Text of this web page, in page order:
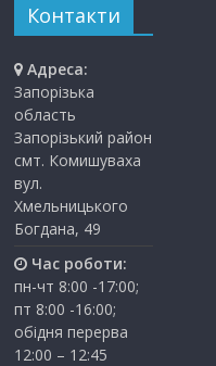
Контакти
Адреса:
Запорізька
область
Запорізький район
смт. Комишуваха
вул.
Хмельницького
Богдана, 49
Час роботи:
пн-чт 8:00 -17:00;
пт 8:00 -16:00;
обідня перерва
12:00 – 12:45